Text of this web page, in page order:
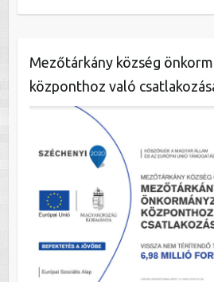
Mezőtárkány község
központhoz való